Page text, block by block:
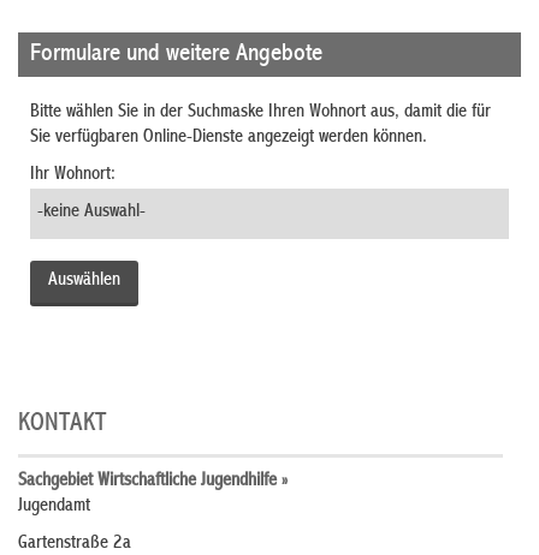
Formulare und weitere Angebote
Bitte wählen Sie in der Suchmaske Ihren Wohnort aus, damit die für
Sie verfügbaren Online-Dienste angezeigt werden können.
Ihr Wohnort:
KONTAKT
Sachgebiet Wirtschaftliche Jugendhilfe »
Jugendamt
Gartenstraße 2a